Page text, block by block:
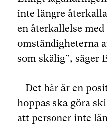
inte längre
en återkallelse
omständigheterna
som skälig”, säger
– Det här är en
hoppas ska göra
att personer inte